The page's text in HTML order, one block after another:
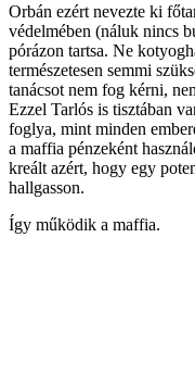
Orbán ezért nevezte ki
védelmében (náluk nincs
pórázon tartsa. Ne
természetesen semmi
tanácsot nem fog kérni,
Ezzel Tarlós is tisztában
foglya, mint minden
a maffia pénzeként
kreált azért, hogy egy
hallgasson.
Így működik a maffia.